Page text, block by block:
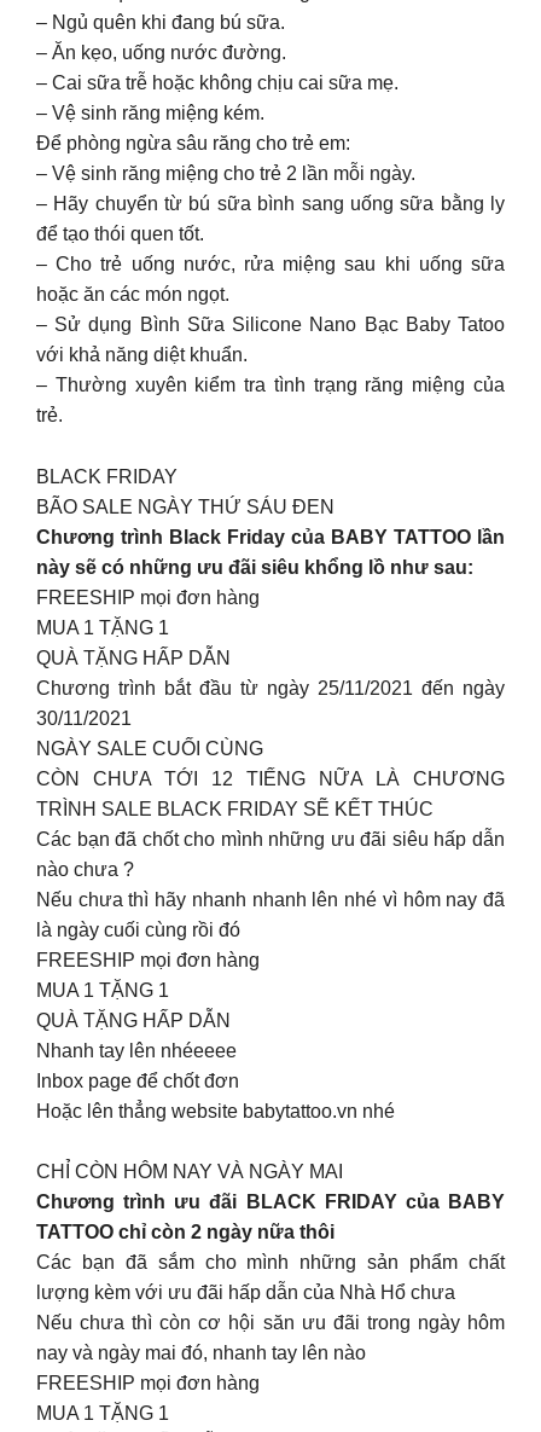
– Ngủ quên khi đang bú sữa.
– Ăn kẹo, uống nước đường.
– Cai sữa trễ hoặc không chịu cai sữa mẹ.
– Vệ sinh răng miệng kém.
Để phòng ngừa sâu răng cho trẻ em:
– Vệ sinh răng miệng cho trẻ 2 lần mỗi ngày.
– Hãy chuyển từ bú sữa bình sang uống sữa bằng ly
để tạo thói quen tốt.
– Cho trẻ uống nước, rửa miệng sau khi uống sữa
hoặc ăn các món ngọt.
– Sử dụng Bình Sữa Silicone Nano Bạc Baby Tatoo
với khả năng diệt khuẩn.
– Thường xuyên kiểm tra tình trạng răng miệng của
trẻ.
BLACK FRIDAY
BÃO SALE NGÀY THỨ SÁU ĐEN
Chương trình Black Friday của BABY TATTOO lần
này sẽ có những ưu đãi siêu khổng lồ như sau:
FREESHIP mọi đơn hàng
MUA 1 TẶNG 1
QUÀ TẶNG HẤP DẪN
Chương trình bắt đầu từ ngày 25/11/2021 đến ngày
30/11/2021
NGÀY SALE CUỐI CÙNG
CÒN CHƯA TỚI 12 TIẾNG NỮA LÀ CHƯƠNG
TRÌNH SALE BLACK FRIDAY SẼ KẾT THÚC
Các bạn đã chốt cho mình những ưu đãi siêu hấp dẫn
nào chưa ?
Nếu chưa thì hãy nhanh nhanh lên nhé vì hôm nay đã
là ngày cuối cùng rồi đó
FREESHIP mọi đơn hàng
MUA 1 TẶNG 1
QUÀ TẶNG HẤP DẪN
Nhanh tay lên nhéeeee
Inbox page để chốt đơn
Hoặc lên thẳng website babytattoo.vn nhé
CHỈ CÒN HÔM NAY VÀ NGÀY MAI
Chương trình ưu đãi BLACK FRIDAY của BABY
TATTOO chỉ còn 2 ngày nữa thôi
Các bạn đã sắm cho mình những sản phẩm chất
lượng kèm với ưu đãi hấp dẫn của Nhà Hổ chưa
Nếu chưa thì còn cơ hội săn ưu đãi trong ngày hôm
nay và ngày mai đó, nhanh tay lên nào
FREESHIP mọi đơn hàng
MUA 1 TẶNG 1